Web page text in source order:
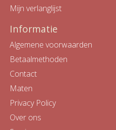
Mijn verlanglijst
Informatie
Algemene voorwaarden
Betaalmethoden
Contact
Maten
Privacy Policy
Over ons